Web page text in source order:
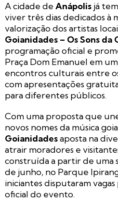
A cidade de Anápolis já
viver três dias dedicados à
valorização dos artistas
Goianidades – Os Sons da
programação oficial e
Praça Dom Emanuel em
encontros culturais entre
com apresentações
para diferentes públicos.
Com uma proposta que
novos nomes da música
Goianidadesaposta na
atrair moradores e
construída a partir de uma
de junho, no Parque
iniciantes disputaram
oficial do evento.